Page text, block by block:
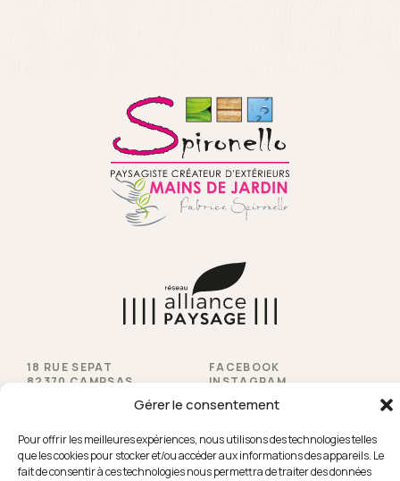
Gérer le consentement
Pour offrir les meilleures expériences, nous utilisons des technologies telles
que les cookies pour stocker et/ou accéder aux informations des appareils. Le
fait de consentir à ces technologies nous permettra de traiter des données
18 RUE SEPAT
82370 CAMPSAS
05 63 30 01 92
FACEBOOK
INSTAGRAM
PINTEREST